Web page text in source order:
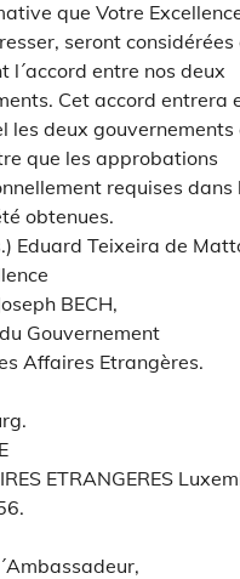
que Votre
seront considérées
l´accord entre nos deux
Cet accord entrera
les deux
que les approbations
requises dans
obtenues.
Eduard Teixeira de
BECH,
Gouvernement
Affaires Etrangères.
ETRANGERES